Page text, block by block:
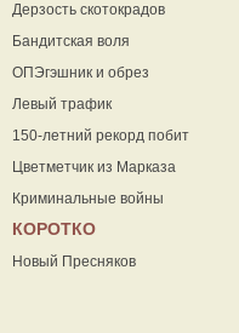
Дерзость скотокрадов
Бандитская воля
ОПЭгэшник и обрез
Левый трафик
150-летний рекорд побит
Цветметчик из Марказа
Криминальные войны
КОРОТКО
Новый Пресняков